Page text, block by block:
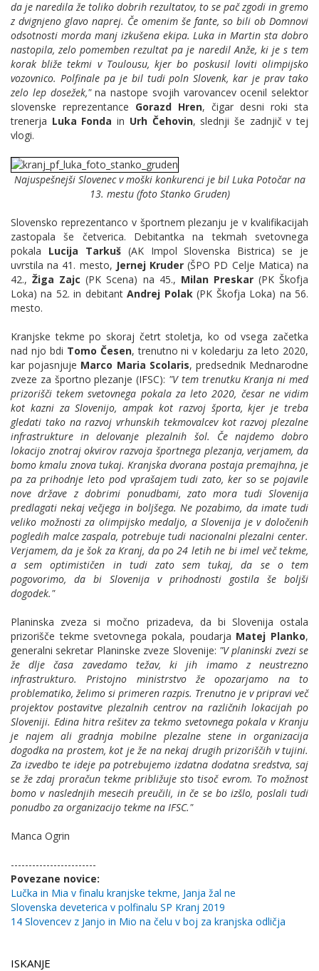
da je naredila že toliko dobrih rezultatov, to se pač zgodi in gremo
z dvignjeno glavo naprej. Če omenim še fante, so bili ob Domnovi
odsotnosti morda manj izkušena ekipa. Luka in Martin sta dobro
nastopila, zelo pomemben rezultat pa je naredil Anže, ki je s tem
korak bliže tekmi v Toulousu, kjer bo poskusil loviti olimpijsko
vozovnico. Polfinale pa je bil tudi poln Slovenk, kar je prav tako
zelo lep dosežek,"na nastope svojih varovancev ocenil selektor
slovenske reprezentance Gorazd Hren, čigar desni roki sta
trenerja Luka Fonda in Urh Čehovin, slednji še zadnjič v tej
vlogi.
Najuspešnejši Slovenec v moški konkurenci je bil Luka Potočar na
13. mestu (foto Stanko Gruden)
Slovensko reprezentanco v športnem plezanju je v kvalifikacijah
zastopala še četverica. Debitantka na tekmah svetovnega
pokala Lucija Tarkuš(AK Impol Slovenska Bistrica) se je
uvrstila na 41. mesto, Jernej Kruder (ŠPO PD Celje Matica) na
42.,Žiga Zajc (PK Scena) na 45., Milan Preskar(PK Škofja
Loka) na 52. in debitantAndrej Polak(PK Škofja Loka) na 56.
mesto.
Kranjske tekme po skoraj četrt stoletja, ko od vsega začetka
nad njo bdi Tomo Česen, trenutno ni v koledarju za leto 2020,
kar pojasnjuje Marco Maria Scolaris, predsednik Mednarodne
zveze za športno plezanje (IFSC): "V tem trenutku Kranja ni med
prizorišči tekem svetovnega pokala za leto 2020, česar ne vidim
kot kazni za Slovenijo, ampak kot razvoj športa, kjer je treba
gledati tako na razvoj vrhunskih tekmovalcev kot razvoj plezalne
infrastrukture in delovanje plezalnih šol. Če najdemo dobro
lokacijo znotraj okvirov razvoja športnega plezanja, verjamem, da
bomo kmalu znova tukaj. Kranjska dvorana postaja premajhna, je
pa za prihodnje leto pod vprašajem tudi zato, ker so se pojavile
nove države z dobrimi ponudbami, zato mora tudi Slovenija
predlagati nekaj večjega in boljšega. Ne pozabimo, da imate tudi
veliko možnosti za olimpijsko medaljo, a Slovenija je v določenih
pogledih malce zaspala, potrebuje tudi nacionalni plezalni center.
Verjamem, da je šok za Kranj, da po 24 letih ne bi imel več tekme,
a sem optimističen in tudi zato sem tukaj, da se o tem
pogovorimo, da bi Slovenija v prihodnosti gostila še boljši
dogodek."
Planinska zveza si močno prizadeva, da bi Slovenija ostala
prizorišče tekme svetovnega pokala, poudarja Matej Planko,
generalni sekretar Planinske zveze Slovenije: "V planinski zvezi se
že dlje časa zavedamo težav, ki jih imamo z neustrezno
infrastrukturo. Pristojno ministrstvo že opozarjamo na to
problematiko, želimo si primeren razpis. Trenutno je v pripravi več
projektov postavitve plezalnih centrov na različnih lokacijah po
Sloveniji. Edina hitra rešitev za tekmo svetovnega pokala v Kranju
je najem ali gradnja mobilne plezalne stene in organizacija
dogodka na prostem, kot je že na nekaj drugih prizoriščih v tujini.
Za izvedbo te ideje pa potrebujemo izdatna dodatna sredstva, saj
se že zdaj proračun tekme približuje sto tisoč evrom. To možnost
bomo v naslednjih mesecih preučili, in če se bo izšlo, poslali tudi
ponudbo za organizacijo tekme na IFSC."
Manca Ogrin
------------------------
Povezane novice:
Lučka in Mia v finalu kranjske tekme, Janja žal ne
Slovenska deveterica v polfinalu SP Kranj 2019
14 Slovencev z Janjo in Mio na čelu v boj za kranjska odličja
ISKANJE